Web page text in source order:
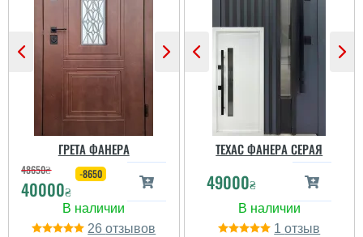
ГРЕТА ФАНЕРА
48650₴
40000₴
-8650
26
ТЕХАС ФАНЕРА СЕРАЯ
49000₴
1